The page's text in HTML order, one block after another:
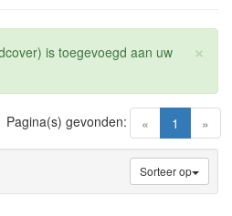
×
is toegevoegd aan uw
« 1 (current)
»
Pagina(s) gevonden:
Sorteer op